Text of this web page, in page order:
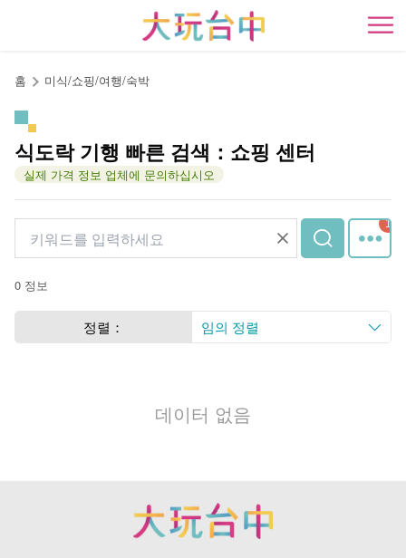
開
홈 미식/쇼핑/여행/숙박
식도락 기행 빠른 검색：쇼핑 센터
실제 가격 정보 업체에 문의하십시오
0 정보
정렬： 임의 정렬
데이터 없음